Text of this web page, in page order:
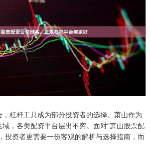
杠杆工具成为部分投资者的选择。萧山作为
，各类配资平台层出不穷。面对“萧山股票配
投资者更需要一份客观的解析与选择指南，而